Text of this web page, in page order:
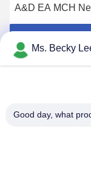
A&D EA MCH
S23
Ms. Becky
Good day, what